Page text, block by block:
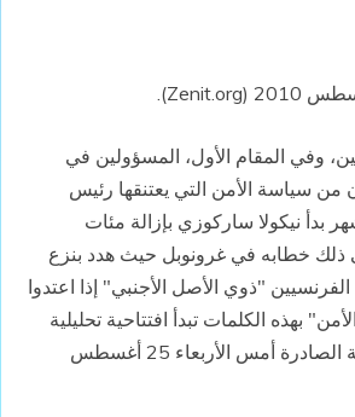
Zenit.org
).
وفي المقام الأول، المسؤولين في
سياسة الأمن التي يعتنقها رئيس
بدأ نيكولا ساركوزي بإزالة مئات
ذلك خطابه في غرونوبل حيث هدد بنزع
"ذوي الأصل الأجنبي" إذا اعتدوا
بهذه الكلمات تبدأ افتتاحية تحليلية
لمجلة لوموند الفرنسية الصادرة أمس الأربعاء 25 أغسطس